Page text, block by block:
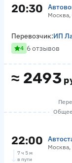
20:30 Москва,
≈ 2493
Перевозчик:ИП
4 6 отзывов
22:00 Москва,
7 ч 5 м
в пути